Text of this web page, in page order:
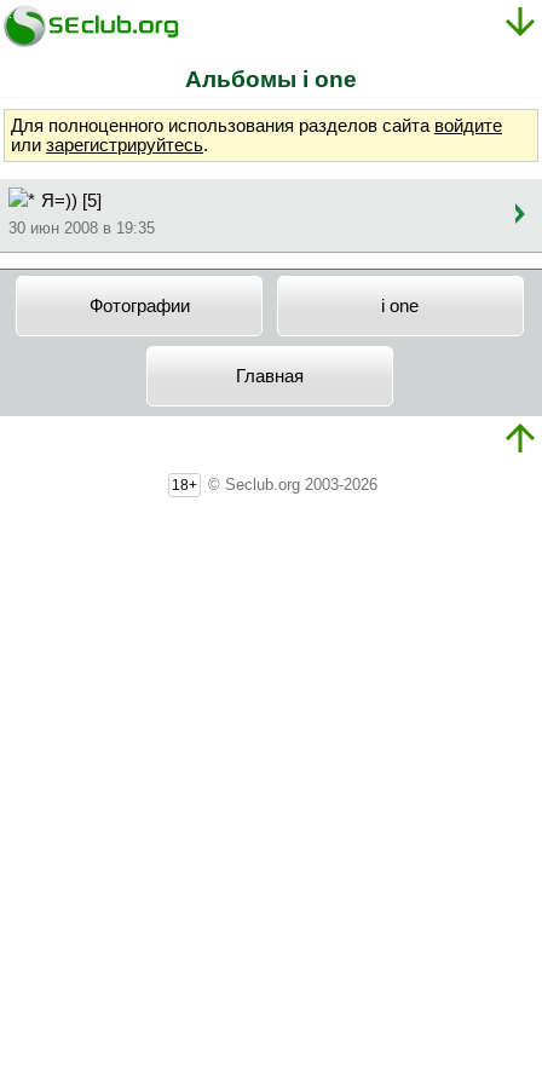
Альбомы i one
Для полноценного использования разделов сайта войдите
или зарегистрируйтесь.
Я=)) [5]
30 июн 2008 в 19:35
Фотографии i one
Главная
18+ © Seclub.org 2003-2026